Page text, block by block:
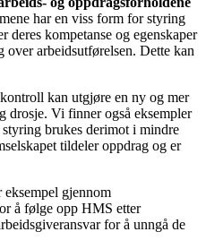
har en viss form for styring
kompetanse og egenskaper
over arbeidsutførelsen. Dette kan
kan utgjøre en ny og mer
drosje. Vi finner også eksempler
brukes derimot i mindre
tildeler oppdrag og er
eksempel gjennom
å følge opp HMS etter
for å unngå de